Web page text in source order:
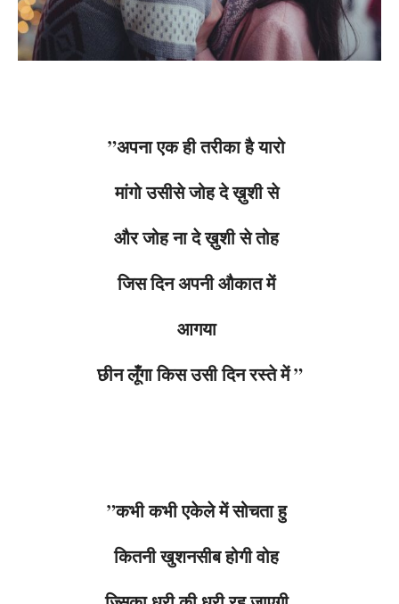
”अपना एक ही तरीका है यारो
मांगो उसीसे जोह दे ख़ुशी से
और जोह ना दे ख़ुशी से तोह
जिस दिन अपनी औकात में
आगया
छीन लूँगा किस उसी दिन रस्ते में ”
”कभी कभी एकेले में सोचता हु
कितनी खुशनसीब होगी वोह